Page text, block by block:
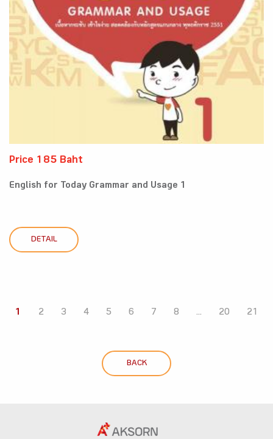
Price 185 Baht
English for Today Grammar and Usage 1
DETAIL
1 2 3 4 5 6 7 8 ... 20 21
BACK